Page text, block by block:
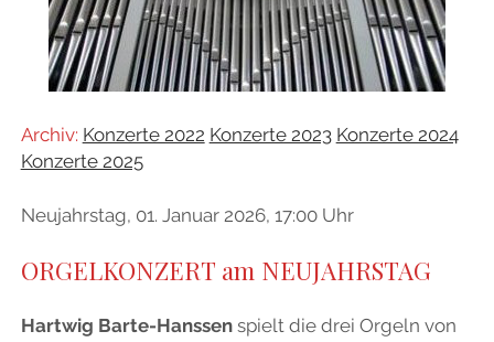
IMPRESSUM Menü
öffnen
DATENSCHUTZERKLÄRUNG
LINKS
facebook
Archiv: Konzerte 2022 Konzerte 2023 Konzerte 2024
Konzerte 2025
Neujahrstag, 01. Januar 2026, 17:00 Uhr
ORGELKONZERT am NEUJAHRSTAG
Hartwig Barte-Hanssenspielt die drei Orgeln von